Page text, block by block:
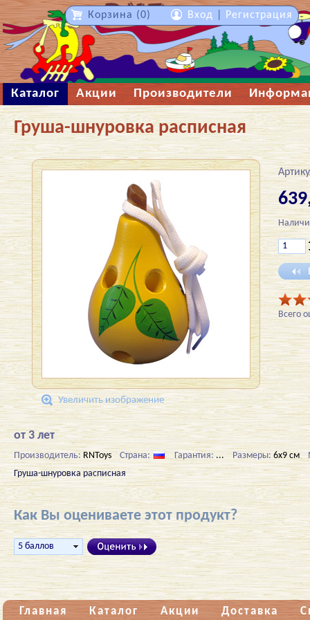
Каталог Акции Производители
Груша-шнуровка расписная
Увеличить изображение
Всего
от 3 лет
Производитель: RNToys Страна: Гарантия: ... Размеры: 6х9 см
Груша-шнуровка расписная
Как Вы оцениваете этот продукт?
Главная Каталог Акции Доставка
Корзина (0) Вход Регистрация